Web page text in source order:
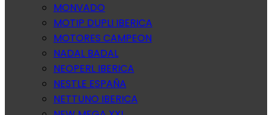
MONVADO
MOTIP DUPLI IBERICA
MOTORES CAMPEON
NADAL BADAL
NEOPERL IBERICA
NESTLE ESPAÑA
NETTUNO IBERICA